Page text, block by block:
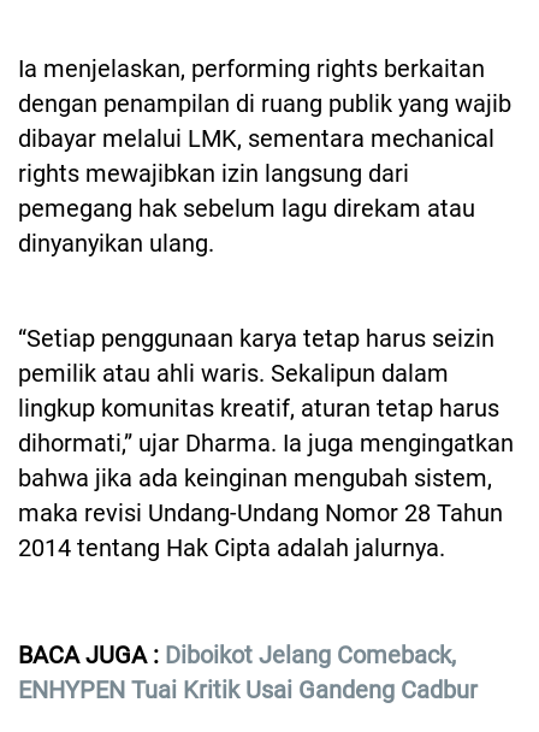
Ia menjelaskan, performing rights berkaitan
dengan penampilan di ruang publik yang wajib
dibayar melalui LMK, sementara mechanical
rights mewajibkan izin langsung dari
pemegang hak sebelum lagu direkam atau
dinyanyikan ulang.
“Setiap penggunaan karya tetap harus seizin
pemilik atau ahli waris. Sekalipun dalam
lingkup komunitas kreatif, aturan tetap harus
dihormati,” ujar Dharma. Ia juga mengingatkan
bahwa jika ada keinginan mengubah sistem,
maka revisi Undang-Undang Nomor 28 Tahun
2014 tentang Hak Cipta adalah jalurnya.
BACA JUGA : Diboikot Jelang Comeback,
ENHYPEN Tuai Kritik Usai Gandeng Cadbur